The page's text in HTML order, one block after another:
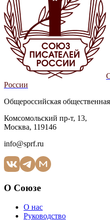
России
Общероссийская
Комсомольский пр-т, 13,
Москва, 119146
info@sprf.ru
О Союзе
О нас
Руководство